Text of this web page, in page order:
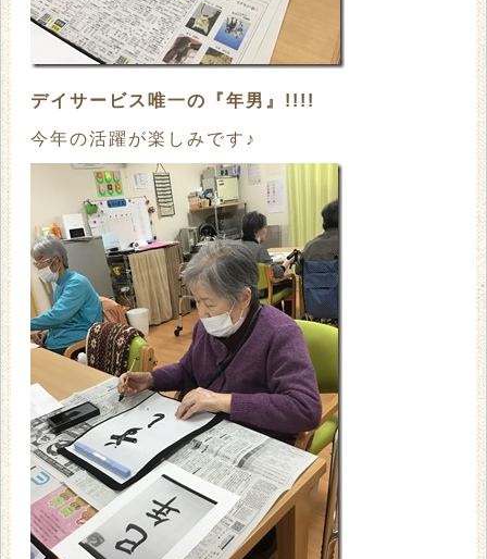
デイサービス唯一の『年男』!!!!
今年の活躍が楽しみです♪